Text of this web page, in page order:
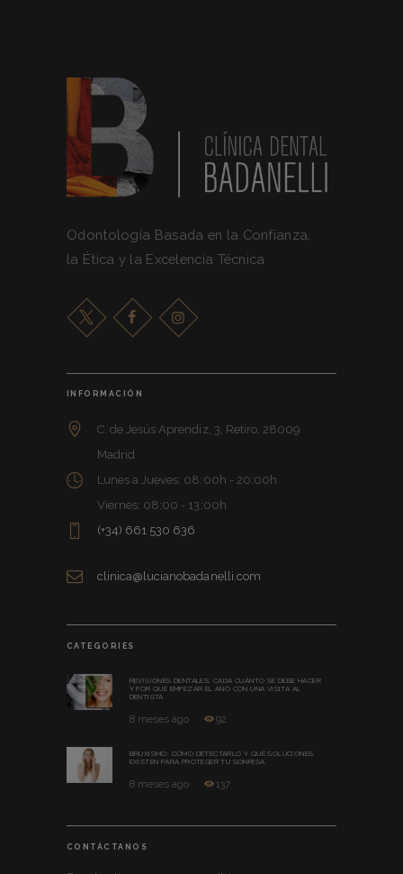
Odontología Basada en la Confianza,
la Ética y la Excelencia Técnica
INFORMACIÓN
C. de Jesús Aprendiz, 3, Retiro, 28009
Madrid
Lunes a Jueves: 08:00h - 20:00h
Viernes: 08:00 - 13:00h
(+34) 661 530 636
clinica@lucianobadanelli.com
CATEGORIES
REVISIONES DENTALES: CADA CUÁNTO SE DEBE HACER
Y POR QUÉ EMPEZAR EL AÑO CON UNA VISITA AL
DENTISTA
8 meses ago 92
BRUXISMO: CÓMO DETECTARLO Y QUÉ SOLUCIONES
EXISTEN PARA PROTEGER TU SONRISA
8 meses ago 137
CONTÁCTANOS